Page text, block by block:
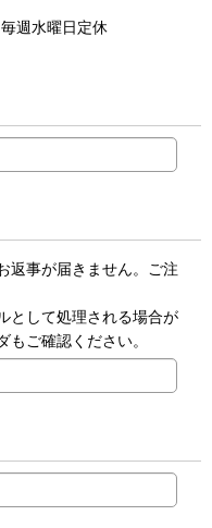
週水曜日定休
返事が届きません。ご注
として処理される場合が
ご確認ください。